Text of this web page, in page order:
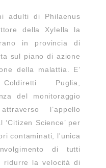
adulti di Philaenus
della Xylella la
in provincia di
sul piano di azione
della malattia. E’
Puglia,
del monitoraggio
l’appello
Science’ per
contaminati, l'unica
di tutti
ridurre la velocità di